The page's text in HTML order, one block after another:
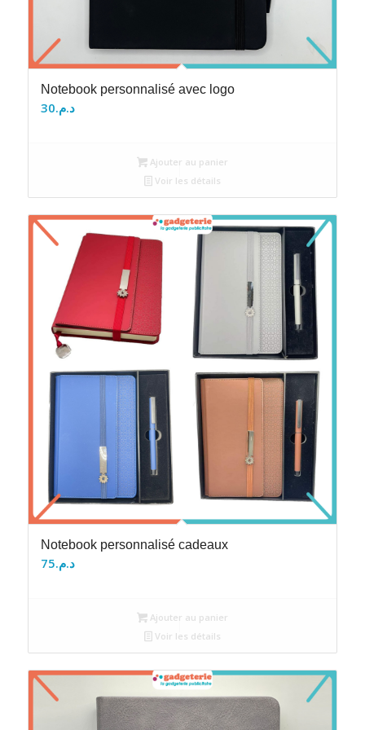
Notebook personnalisé avec logo
د.م.30
Ajouter au panier
Voir les détails
Notebook personnalisé cadeaux
د.م.75
Ajouter au panier
Voir les détails